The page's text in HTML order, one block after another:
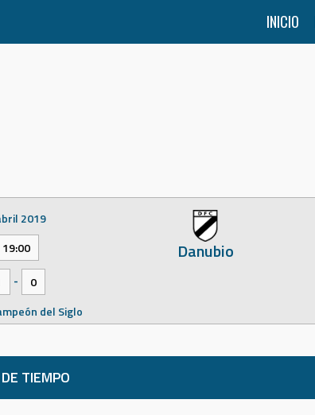
INICIO
Danubio
2019
19:00
-
0
del Siglo
TIEMPO